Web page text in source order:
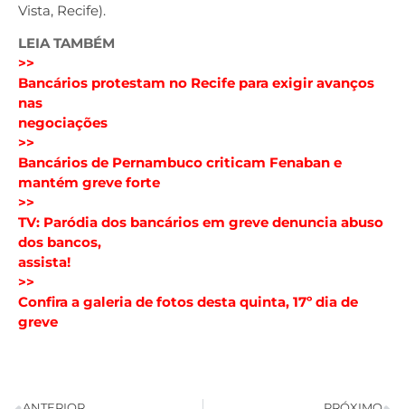
Vista, Recife).
LEIA TAMBÉM
>>
Bancários protestam no Recife para exigir avanços
nas
negociações
>>
Bancários de Pernambuco criticam Fenaban e
mantém greve forte
>>
TV: Paródia dos bancários em greve denuncia abuso
dos bancos,
assista!
>>
Confira a galeria de fotos desta quinta, 17º dia de
greve